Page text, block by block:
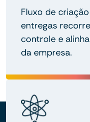
Fluxo de
entregas
controle e
da empresa.